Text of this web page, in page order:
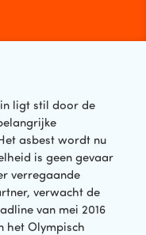
ligt stil door de
asbest wordt nu
is geen gevaar
verregaande
verwacht de
van mei 2016
het Olympisch